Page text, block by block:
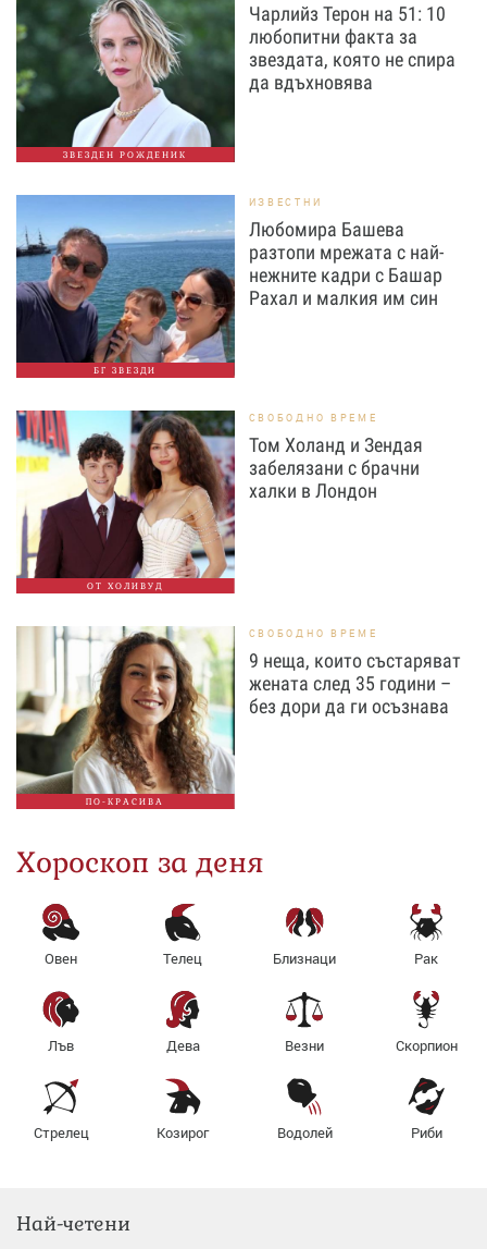
ЗВЕЗДЕН РОЖДЕНИК
Чарлийз Терон на 51: 10
любопитни факта за
звездата, която не спира
да вдъхновява
БГ ЗВЕЗДИ
ИЗВЕСТНИ
Любомира Башева
разтопи мрежата с най-
нежните кадри с Башар
Рахал и малкия им син
ОТ ХОЛИВУД
СВОБОДНО ВРЕМЕ
Том Холанд и Зендая
забелязани с брачни
халки в Лондон
ПО-КРАСИВА
СВОБОДНО ВРЕМЕ
9 неща, които състаряват
жената след 35 години –
без дори да ги осъзнава
Хороскоп за деня
Овен Телец Близнаци Рак
Лъв Дева Везни Скорпион
Стрелец Козирог Водолей Риби
Най-четени